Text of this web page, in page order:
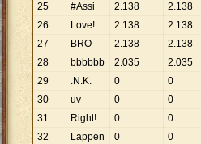
25
#Assi 2.138 2.138
26
Love! 2.138 2.138
27
BRO 2.138 2.138
28
bbbbbb 2.035 2.035
29
.N.K. 0 0
30
uv 0 0
31
Right! 0 0
32
Lappen 0 0